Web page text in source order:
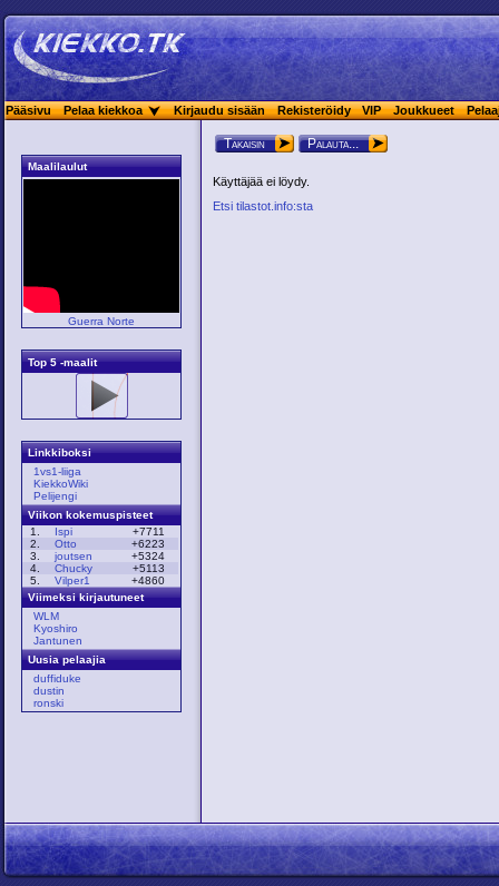
Pääsivu Pelaa kiekkoa Kirjaudu sisään Rekisteröidy VIP Joukkueet
Maalilaulut
Guerra Norte
Top 5 -maalit
Linkkiboksi
1vs1-liiga
KiekkoWiki
Pelijengi
Viikon kokemuspisteet
1.
Ispi
+7711
2.
Otto
+6223
3.
joutsen
+5324
4.
Chucky
+5113
5.
Vilper1
+4860
Viimeksi kirjautuneet
WLM
Kyoshiro
Jantunen
Uusia pelaajia
duffiduke
dustin
ronski
Takaisin Palauta...
Käyttäjää ei löydy.
Etsi tilastot.info:sta